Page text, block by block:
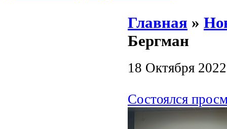
Главная »
Бергман
18 Октября 2022
Состоялся